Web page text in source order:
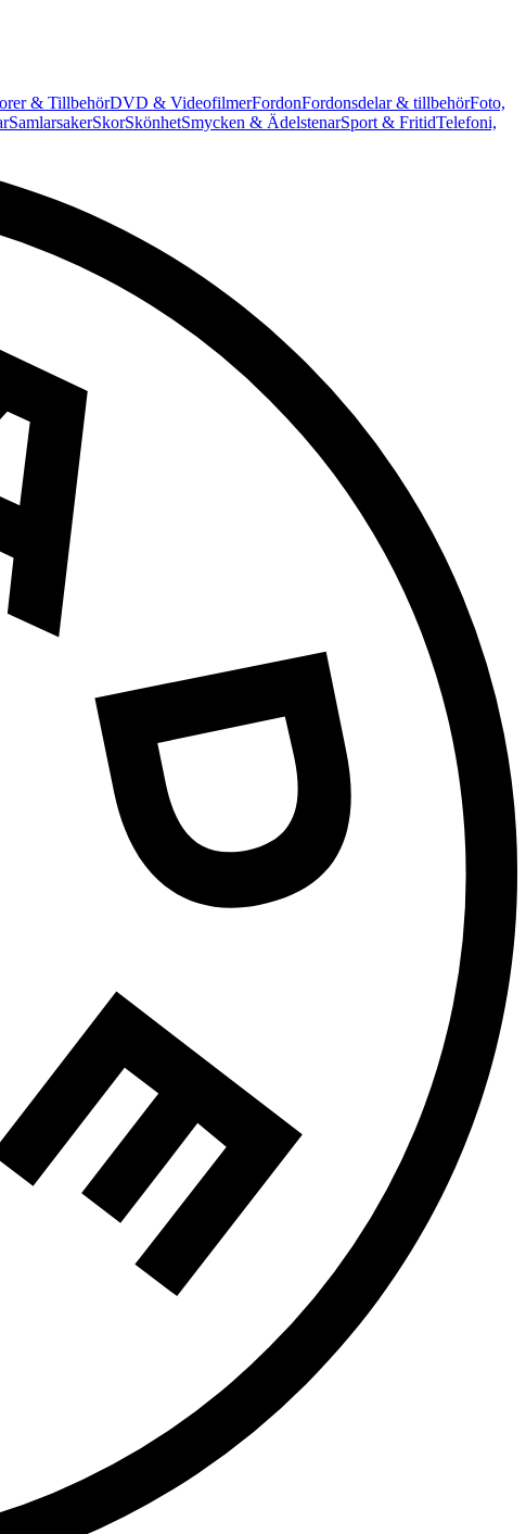
& TillbehörDVD & VideofilmerFordonFordonsdelar & tillbehörFoto,
SamlarsakerSkorSkönhetSmycken & ÄdelstenarSport & FritidTelefoni,